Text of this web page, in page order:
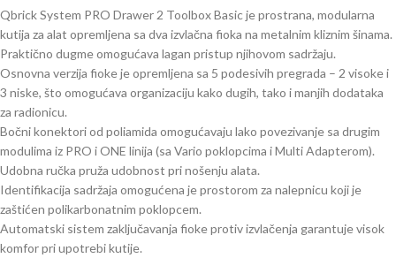
Qbrick System PRO Drawer 2 Toolbox Basic je prostrana, modularna
kutija za alat opremljena sa dva izvlačna fioka na metalnim kliznim šinama.
Praktično dugme omogućava lagan pristup njihovom sadržaju.
Osnovna verzija fioke je opremljena sa 5 podesivih pregrada – 2 visoke i
3 niske, što omogućava organizaciju kako dugih, tako i manjih dodataka
za radionicu.
Bočni konektori od poliamida omogućavaju lako povezivanje sa drugim
modulima iz PRO i ONE linija (sa Vario poklopcima i Multi Adapterom).
Udobna ručka pruža udobnost pri nošenju alata.
Identifikacija sadržaja omogućena je prostorom za nalepnicu koji je
zaštićen polikarbonatnim poklopcem.
Automatski sistem zaključavanja fioke protiv izvlačenja garantuje visok
komfor pri upotrebi kutije.